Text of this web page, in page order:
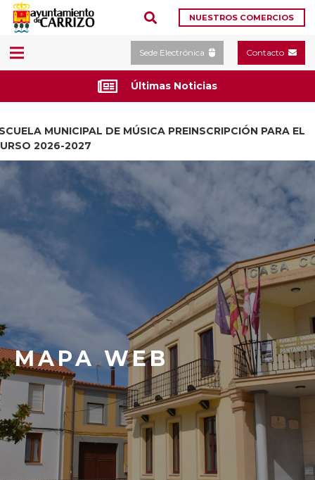
NUESTROS COMERCIOS
Sede Electrónica Contacto
Últimas Noticias
MUNICIPAL DE MÚSICA PREINSCRIPCIÓN PARA EL
2026-2027
MAPA WEB